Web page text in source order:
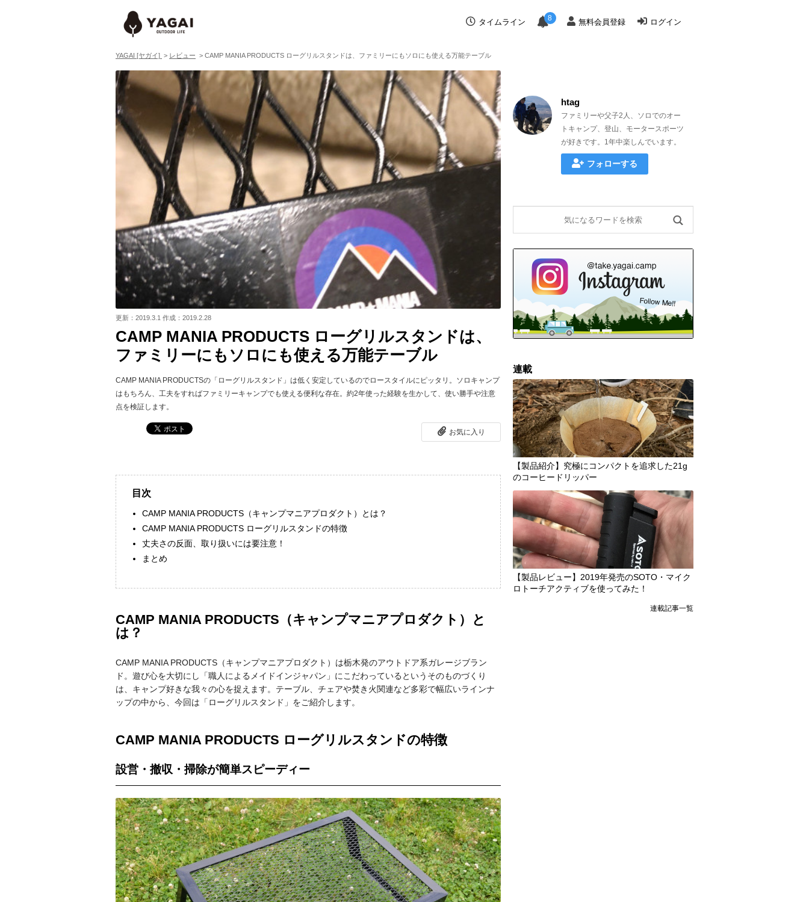
タイムライン 8 無料会員登録 ログイン
YAGAI [ヤガイ] > レビュー > CAMP MANIA PRODUCTS ローグリルスタンドは、ファミリーにもソロにも使える万能テーブル
更新：2019.3.1 作成：2019.2.28
CAMP MANIA PRODUCTS ローグリルスタンドは、
ファミリーにもソロにも使える万能テーブル
CAMP MANIA PRODUCTSの「ローグリルスタンド」は低く安定しているのでロースタイルにピッタリ。ソロキャンプ
はもちろん、工夫をすればファミリーキャンプでも使える便利な存在。約2年使った経験を生かして、使い勝手や注意
点を検証します。
お気に入り
目次
CAMP MANIA PRODUCTS（キャンプマニアプロダクト）とは？
CAMP MANIA PRODUCTS ローグリルスタンドの特徴
丈夫さの反面、取り扱いには要注意！
まとめ
CAMP MANIA PRODUCTS（キャンプマニアプロダクト）と
は？
CAMP MANIA PRODUCTS（キャンプマニアプロダクト）は栃木発のアウトドア系ガレージブラン
ド。遊び心を大切にし「職人によるメイドインジャパン」にこだわっているというそのものづくり
は、キャンプ好きな我々の心を捉えます。テーブル、チェアや焚き火関連など多彩で幅広いラインナ
ップの中から、今回は「ローグリルスタンド」をご紹介します。
CAMP MANIA PRODUCTS ローグリルスタンドの特徴
設営・撤収・掃除が簡単スピーディー
htag
ファミリーや父子2人、ソロでのオー
トキャンプ、登山、モータースポーツ
が好きです。1年中楽しんでいます。
フォローする
連載
【製品紹介】究極にコンパクトを追求した21g
のコーヒードリッパー
【製品レビュー】2019年発売のSOTO・マイク
ロトーチアクティブを使ってみた！
連載記事一覧